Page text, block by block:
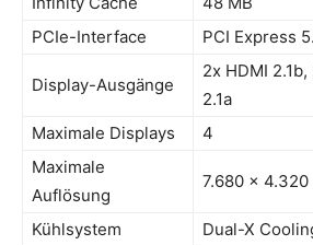
PCIe-Interface
PCI Express
Display-Ausgänge
2x HDMI
2.1a
Maximale Displays
4
Maximale
Auflösung
7.680 × 4.320
Kühlsystem
Dual-X